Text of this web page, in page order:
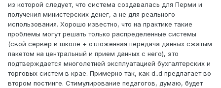
из которой следует, что система создавалась для Перми и
получения министерских денег, а не для реального
использования. Хорошо известно, что на практике такие
проблемы могут решать только распределенные системы
(свой сервер в школе + отложенная передача данных сжатым
пакетом на центральный и прием данных с него), это
подтверждается многолетней эксплуатацией бухгалтерских и
торговых систем в крае. Примерно так, как d..d предлагает во
втором постинге. Стимулирование педагогов, думаю, будет